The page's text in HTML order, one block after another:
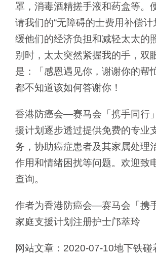
罩，消毒酒精搓手液和药盒等。
请我们的“无障碍的士费用补偿计
缓他们的经济负担和减轻太太的
别时，太太突然紧握我的手，双
是：「感恩遇见你，谢谢你的帮
都不知道该如何答谢你！
香港防癌会—赛马会「携手同行
援计划逐步透过提供免费的专业
务，协助癌症患者及其家属处理
作用和情绪困扰等问题。欢迎致
查询。
作者为香港防癌会—赛马会「携
家庭支援计划注册护士邝萃玲
网站文章：2020-07-10地下铁碰